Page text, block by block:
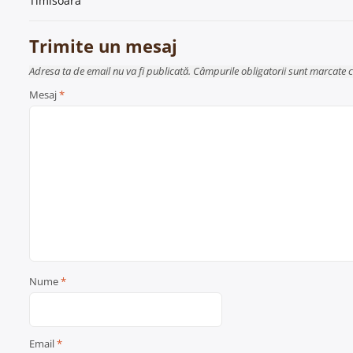
în
articole
Trimite un mesaj
Adresa ta de email nu va fi publicată. Câmpurile obligatorii sunt marcate
Mesaj*
Nume*
Email*